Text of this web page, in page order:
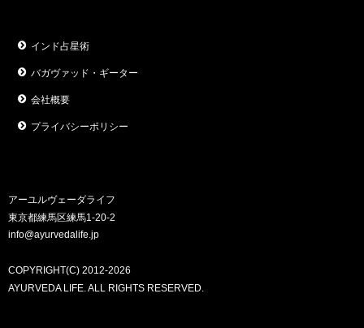
インド占星術
バガヴァッド・ギーター
会社概要
プライバシーポリシー
アーユルヴェーダライフ
東京都練馬区練馬1-20-2
info@ayurvedalife.jp
COPYRIGHT(C) 2012-2026
AYURVEDA LIFE. ALL RIGHTS RESERVED.